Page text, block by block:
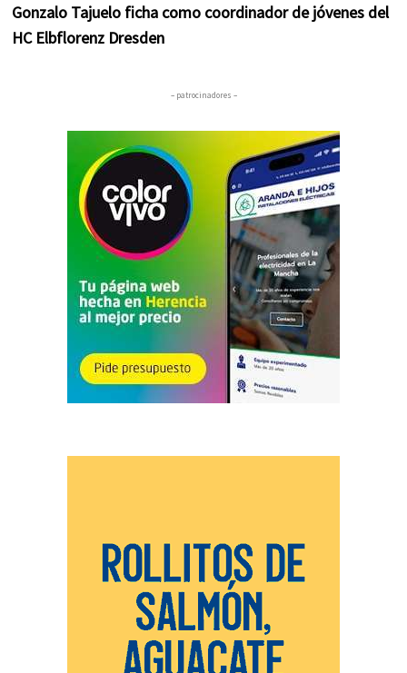
Gonzalo Tajuelo ficha como coordinador de jóvenes del
HC Elbflorenz Dresden
– patrocinadores –